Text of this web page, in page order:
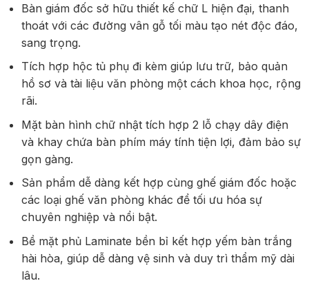
Bàn giám đốc sở hữu thiết kế chữ L hiện đại, thanh
thoát với các đường vân gỗ tối màu tạo nét độc đáo,
sang trọng.
Tích hợp hộc tủ phụ đi kèm giúp lưu trữ, bảo quản
hồ sơ và tài liệu văn phòng một cách khoa học, rộng
rãi.
Mặt bàn hình chữ nhật tích hợp 2 lỗ chạy dây điện
và khay chứa bàn phím máy tính tiện lợi, đảm bảo sự
gọn gàng.
Sản phẩm dễ dàng kết hợp cùng ghế giám đốc hoặc
các loại ghế văn phòng khác để tối ưu hóa sự
chuyên nghiệp và nổi bật.
Bề mặt phủ Laminate bền bỉ kết hợp yếm bàn trắng
hài hòa, giúp dễ dàng vệ sinh và duy trì thẩm mỹ dài
lâu.